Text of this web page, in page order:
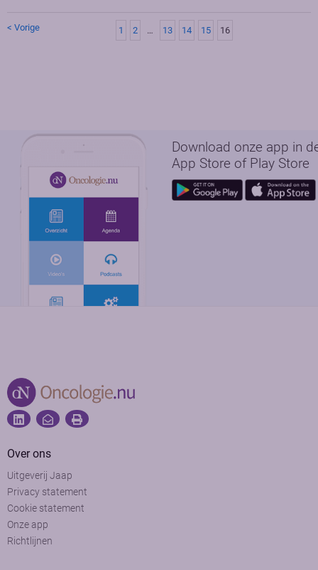
< Vorige 1 2 … 13 14 15 16
Download onze app in
App Store of Play Store
Over ons
Uitgeverij Jaap
Privacy statement
Cookie statement
Onze app
Richtlijnen